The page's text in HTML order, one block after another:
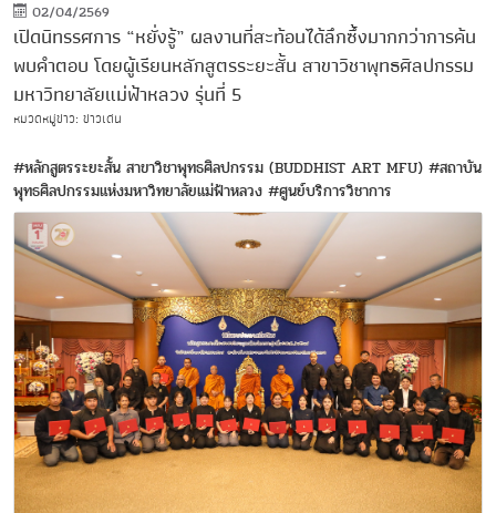
02/04/2569
เปิดนิทรรศการ “หยั่งรู้” ผลงานที่สะท้อนได้ลึกซึ้งมากกว่าการค้น
พบคำตอบ โดยผู้เรียนหลักสูตรระยะสั้น สาขาวิชาพุทธศิลปกรรม
มหาวิทยาลัยแม่ฟ้าหลวง รุ่นที่ 5
หมวดหมู่ข่าว: ข่าวเด่น
#หลักสูตรระยะสั้น สาขาวิชาพุทธศิลปกรรม (BUDDHIST ART MFU) #สถาบัน
พุทธศิลปกรรมแห่งมหาวิทยาลัยแม่ฟ้าหลวง #ศูนย์บริการวิชาการ